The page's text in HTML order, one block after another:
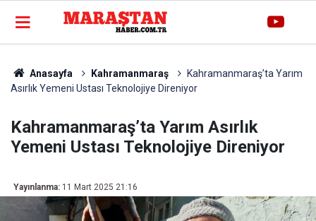
Anasayfa Kahramanmaraş
Kahramanmaraş’ta Yarım
Asırlık Yemeni Ustası Teknolojiye Direniyor
Kahramanmaraş’ta Yarım Asırlık
Yemeni Ustası Teknolojiye Direniyor
Yayınlanma: 11 Mart 2025 21:16